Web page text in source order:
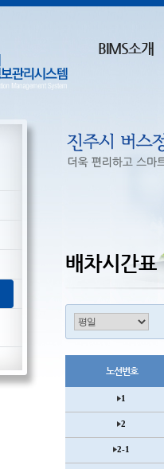
BIMS소개
배차시간표
노선번호
1
2
2-1